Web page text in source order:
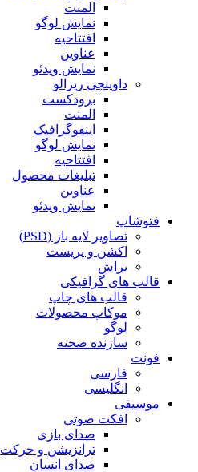
المنت
نمایش لوگو
افتتاحیه
عناوین
نمایش ویدئو
داوینچی ریزالو
برودکست
المنت
اینفوگرافیک
نمایش لوگو
افتتاحیه
تبلیغات محصول
عناوین
نمایش ویدئو
فتوشاپ
تصاویر لایه باز (PSD)
اکشن و پریست
براش
قالب های گرافیکی
قالب های چاپ
موکاپ محصولات
لوگو
سازنده صحنه
فونت
فارسی
انگلیسی
موسیقی
افکت صوتی
صدای بازی
ترانزیشن و حرکت
صدای انسان